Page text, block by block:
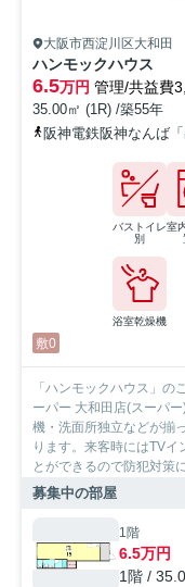
大阪市西淀川区大和田
ハンモックハウス
6.5万円 管理/共益費
35.00㎡ (1R) /築55年
阪神電鉄阪神なんば
バストイレ
別
室
浴室乾燥機
敷0
「ハンモックハウス」の
ーパー 大和田店(スーパ
機・洗面所独立などが揃
ります。来客時にはTVイ
とができるので防犯対策
ン付きのマンション。住
ます。SumoSumoお問い
たお部屋をお探しします
せ下さい。
募集中の部屋
1階
6.5万円
1階 /